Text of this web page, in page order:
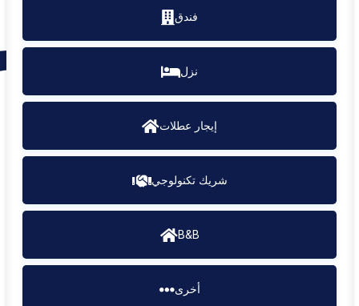
فندق
نزل
إيجار عطلات
شريك تكنولوجي
B&B
أخرى